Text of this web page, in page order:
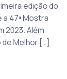
edição do
47ª Mostra
2023. Além
Melhor […]